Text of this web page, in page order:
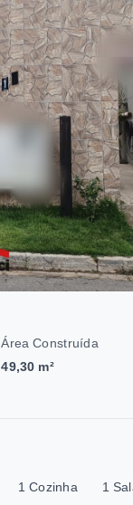
Área Construída
49,30 m²
1 Cozinha 1